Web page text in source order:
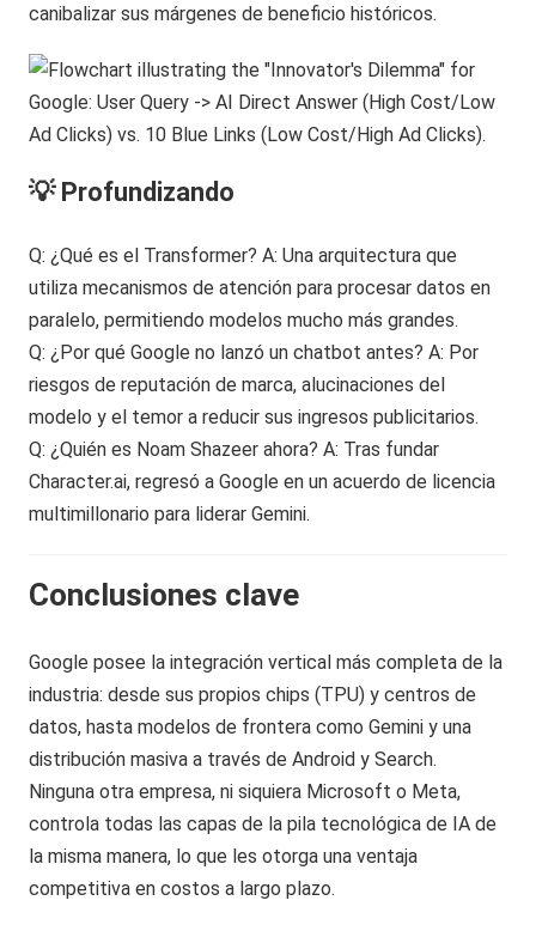
canibalizar sus márgenes de beneficio históricos.
💡 Profundizando
Q: ¿Qué es el Transformer? A: Una arquitectura que
utiliza mecanismos de atención para procesar datos en
paralelo, permitiendo modelos mucho más grandes.
Q: ¿Por qué Google no lanzó un chatbot antes? A: Por
riesgos de reputación de marca, alucinaciones del
modelo y el temor a reducir sus ingresos publicitarios.
Q: ¿Quién es Noam Shazeer ahora? A: Tras fundar
Character.ai, regresó a Google en un acuerdo de licencia
multimillonario para liderar Gemini.
Conclusiones clave
Google posee la integración vertical más completa de la
industria: desde sus propios chips (TPU) y centros de
datos, hasta modelos de frontera como Gemini y una
distribución masiva a través de Android y Search.
Ninguna otra empresa, ni siquiera Microsoft o Meta,
controla todas las capas de la pila tecnológica de IA de
la misma manera, lo que les otorga una ventaja
competitiva en costos a largo plazo.